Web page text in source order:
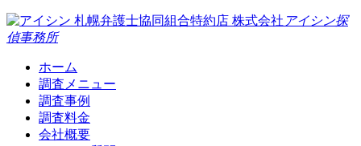
札幌弁護士協同組合特約店 株式会社 アイシン探
偵事務所
ホーム
調査メニュー
調査事例
調査料金
会社概要